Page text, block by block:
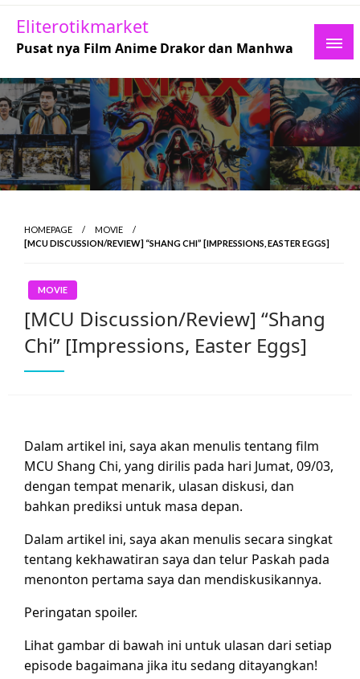
Skip
content
Eliterotikmarket
Pusat nya Film Anime Drakor dan Manhwa
HOMEPAGE
MOVIE
[MCU DISCUSSION/REVIEW] “SHANG CHI” [IMPRESSIONS, EASTER EGGS]
MOVIE
[MCU Discussion/Review] “Shang
Chi” [Impressions, Easter Eggs]
Dalam artikel ini, saya akan menulis tentang film
MCU Shang Chi, yang dirilis pada hari Jumat, 09/03,
dengan tempat menarik, ulasan diskusi, dan
bahkan prediksi untuk masa depan.
Dalam artikel ini, saya akan menulis secara singkat
tentang kekhawatiran saya dan telur Paskah pada
menonton pertama saya dan mendiskusikannya.
Peringatan spoiler.
Lihat gambar di bawah ini untuk ulasan dari setiap
episode bagaimana jika itu sedang ditayangkan!